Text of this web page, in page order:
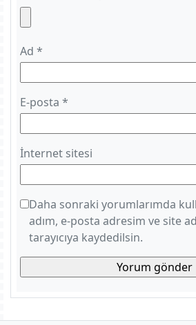
Ad *
E-posta *
İnternet sitesi
Daha sonraki yorumlarımda
adım, e-posta adresim ve site
tarayıcıya kaydedilsin.